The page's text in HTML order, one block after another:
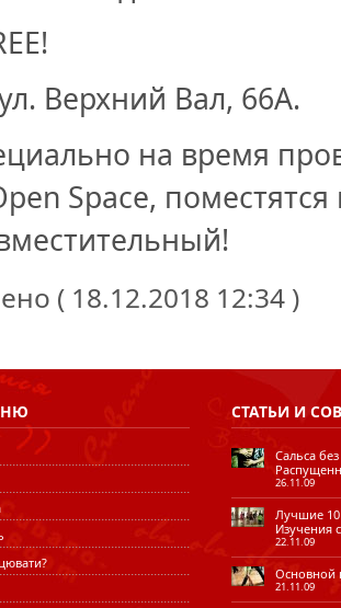
Верхний Вал, 66А.
на время
Space,
( 18.12.2018 12:34 )
СТАТЬИИ
Сальса
26.11.09
Лучшие 10
Изучения
22.11.09
Основной
21.11.09